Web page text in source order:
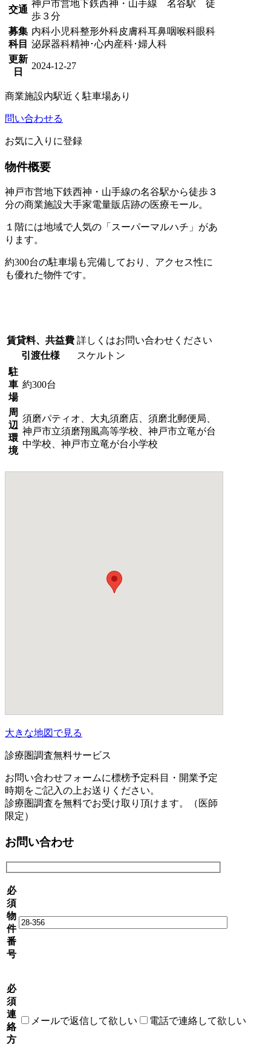
交通
神戸市営地下鉄西神・山手線 名谷駅 徒
歩３分
募集
科目
内科小児科整形外科皮膚科耳鼻咽喉科眼科
泌尿器科精神･心内産科･婦人科
更新
日
2024-12-27
商業施設内駅近く 駐車場あり
問い合わせる
お気に入りに登録
物件概要
神戸市営地下鉄西神・山手線の名谷駅から徒歩３
分の商業施設大手家電量販店跡の医療モール。
１階には地域で人気の「スーパーマルハチ」があ
ります。
約300台の駐車場も完備しており、アクセス性に
も優れた物件です。
賃貸料、共益費 詳しくはお問い合わせください
引渡仕様
スケルトン
駐
車
場
約300台
周
辺
環
境
須磨パティオ、大丸須磨店、須磨北郵便局、
神戸市立須磨翔風高等学校、神戸市立竜が台
中学校、神戸市立竜が台小学校
大きな地図で見る
診療圏調査無料サービス
お問い合わせフォームに標榜予定科目・開業予定
時期をご記入の上お送りください。
診療圏調査を無料でお受け取り頂けます。（医師
限定）
お問い合わせ
必
須
物
件
番
号
必
須
連
絡
方
メールで返信して欲しい 電話で連絡して欲しい